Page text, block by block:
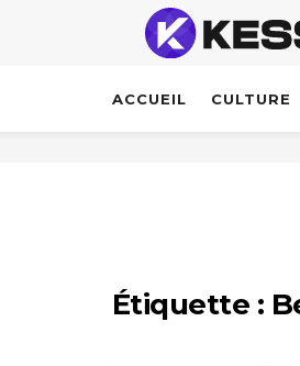
ACCUEIL CULTURE
Étiquette :